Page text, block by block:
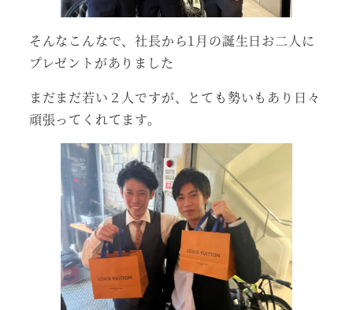
そんなこんなで、社長から1月の誕生日お二人に
プレゼントがありました
まだまだ若い２人ですが、とても勢いもあり日々
頑張ってくれてます。